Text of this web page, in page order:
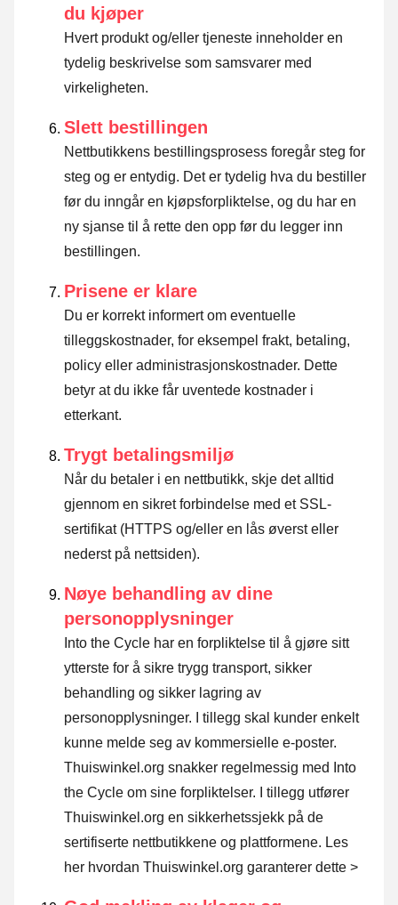
du kjøper
Hvert produkt og/eller tjeneste inneholder en
tydelig beskrivelse som samsvarer med
virkeligheten.
Slett bestillingen
Nettbutikkens bestillingsprosess foregår steg for
steg og er entydig. Det er tydelig hva du bestiller
før du inngår en kjøpsforpliktelse, og du har en
ny sjanse til å rette den opp før du legger inn
bestillingen.
Prisene er klare
Du er korrekt informert om eventuelle
tilleggskostnader, for eksempel frakt, betaling,
policy eller administrasjonskostnader. Dette
betyr at du ikke får uventede kostnader i
etterkant.
Trygt betalingsmiljø
Når du betaler i en nettbutikk, skje det alltid
gjennom en sikret forbindelse med et SSL-
sertifikat (HTTPS og/eller en lås øverst eller
nederst på nettsiden).
Nøye behandling av dine
personopplysninger
Into the Cycle har en forpliktelse til å gjøre sitt
ytterste for å sikre trygg transport, sikker
behandling og sikker lagring av
personopplysninger. I tillegg skal kunder enkelt
kunne melde seg av kommersielle e-poster.
Thuiswinkel.org snakker regelmessig med Into
the Cycle om sine forpliktelser. I tillegg utfører
Thuiswinkel.org en sikkerhetssjekk på de
sertifiserte nettbutikkene og plattformene. Les
her hvordan Thuiswinkel.org garanterer dette >